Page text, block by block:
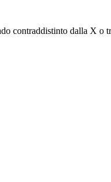
contraddistinto dalla X